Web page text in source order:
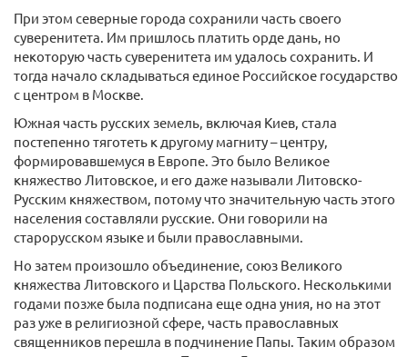
При этом северные города сохранили часть своего
суверенитета. Им пришлось платить орде дань, но
некоторую часть суверенитета им удалось сохранить. И
тогда начало складываться единое Российское государство
с центром в Москве.
Южная часть русских земель, включая Киев, стала
постепенно тяготеть к другому магниту – центру,
формировавшемуся в Европе. Это было Великое
княжество Литовское, и его даже называли Литовско-
Русским княжеством, потому что значительную часть этого
населения составляли русские. Они говорили на
старорусском языке и были православными.
Но затем произошло объединение, союз Великого
княжества Литовского и Царства Польского. Несколькими
годами позже была подписана еще одна уния, но на этот
раз уже в религиозной сфере, часть православных
священников перешла в подчинение Папы. Таким образом